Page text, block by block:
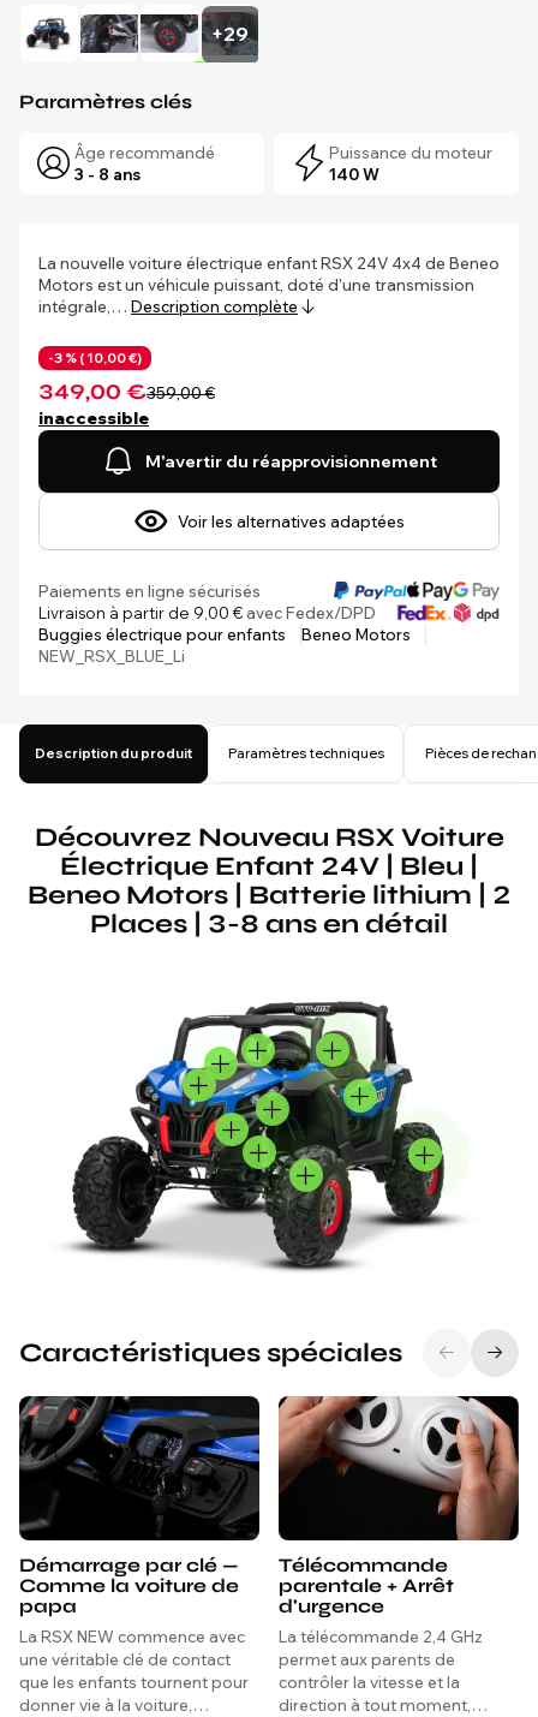
+29
Paramètres clés
Âge recommandé
3 - 8 ans
Puissance du moteur
140 W
La nouvelle voiture électrique enfant RSX 24V 4x4 de Beneo
Motors est un véhicule puissant, doté d'une transmission
intégrale,… Description complète
-3 % ( 10,00 €)
349,00 €359,00 €
inaccessible
M'avertir du réapprovisionnement
Voir les alternatives adaptées
Paiements en ligne sécurisés
Livraison à partir de 9,00 €avec Fedex/DPD
Buggies électrique pour enfants
Beneo Motors
NEW_RSX_BLUE_Li
Description du produit Paramètres techniques Pièces de
Découvrez Nouveau RSX Voiture
Électrique Enfant 24V | Bleu |
Beneo Motors | Batterie lithium | 2
Places | 3-8 ans en détail
Caractéristiques spéciales
Démarrage par clé —
Comme la voiture de
papa
La RSX NEW commence avec
une véritable clé de contact
que les enfants tournent pour
donner vie à la voiture,
Télécommande
parentale + Arrêt
d'urgence
La télécommande 2,4 GHz
permet aux parents de
contrôler la vitesse et la
direction à tout moment,